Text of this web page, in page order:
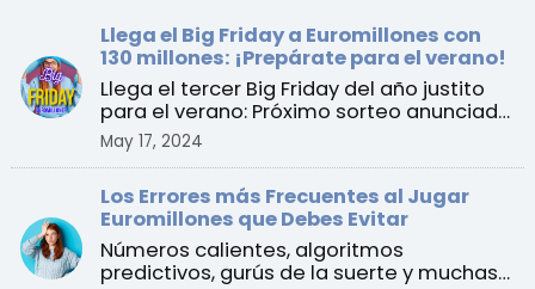
Llega el Big Friday a Euromillones con
130 millones: ¡Prepárate para el verano!
Llega el tercer Big Friday del año justito
para el verano: Próximo sorteo anunciado
para el vier ...
May 17, 2024
Los Errores más Frecuentes al Jugar
Euromillones que Debes Evitar
Números calientes, algoritmos
predictivos, gurús de la suerte y muchas